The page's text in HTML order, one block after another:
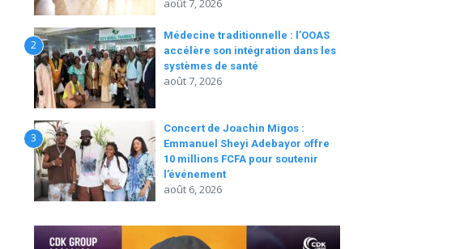
août 7, 2026
2
Médecine traditionnelle : l’OOAS
accélère son intégration dans les
systèmes de santé
août 7, 2026
3
Concert de Joachin Migos :
Emmanuel Sheyi Adebayor offre
10 millions FCFA pour soutenir
l’événement
août 6, 2026